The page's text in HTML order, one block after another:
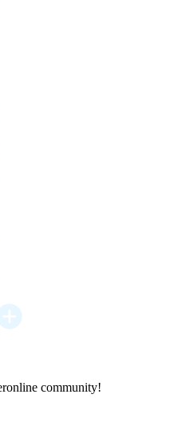
community!